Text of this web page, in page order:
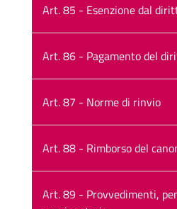
Art. 85 - Esenzione dal
Art. 86 - Pagamento del
Art. 87 - Norme di rinvio
Art. 88 - Rimborso del
Art. 89 - Provvedimenti,